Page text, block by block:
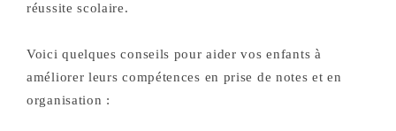
réussite scolaire.
Voici quelques conseils pour aider vos enfants à
améliorer leurs compétences en prise de notes et en
organisation :